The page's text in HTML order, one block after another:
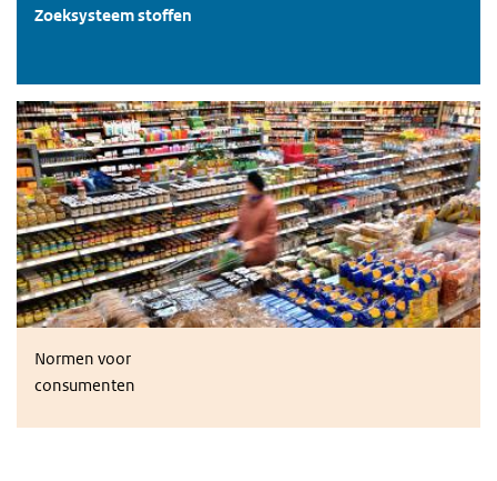
Zoeksysteem stoffen
Consumenten
Normen voor
consumenten